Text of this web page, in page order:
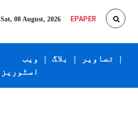
Sat, 08 August, 2026 EPAPER
ویب
اسٹوریز
| بلاگ | تصاویر |